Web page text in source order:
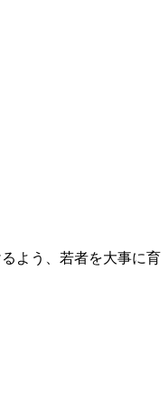
よう、若者を大事に育